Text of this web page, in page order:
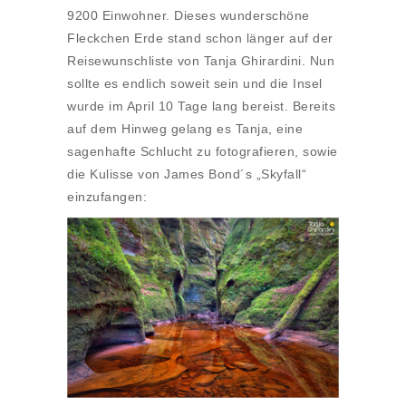
9200 Einwohner. Dieses wunderschöne
Fleckchen Erde stand schon länger auf der
Reisewunschliste von Tanja Ghirardini. Nun
sollte es endlich soweit sein und die Insel
wurde im April 10 Tage lang bereist. Bereits
auf dem Hinweg gelang es Tanja, eine
sagenhafte Schlucht zu fotografieren, sowie
die Kulisse von James Bond´s „Skyfall“
einzufangen: